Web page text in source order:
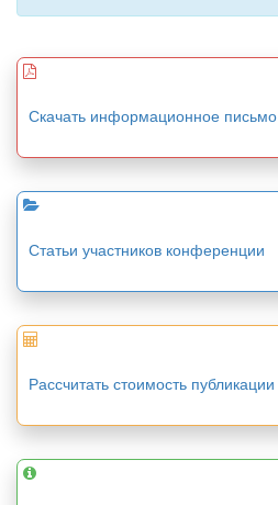
Скачать информационное письмо
Статьи участников конференции
Рассчитать стоимость публикации